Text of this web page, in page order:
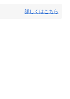
詳しくはこちら